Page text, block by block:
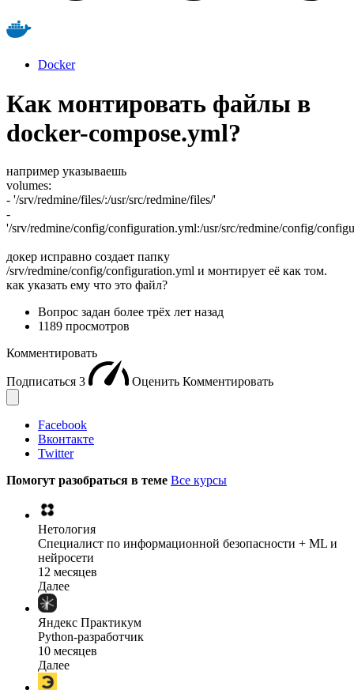
Docker
Как монтировать файлы в
docker-compose.yml?
например указываешь
volumes:
- '/srv/redmine/files/:/usr/src/redmine/files/'
-
'/srv/redmine/config/configuration.yml:/usr/src/redmine/config/
докер исправно создает папку
/srv/redmine/config/configuration.yml и монтирует её как том.
как указать ему что это файл?
Вопрос задан более трёх лет назад
1189 просмотров
Комментировать
Подписаться 3 Оценить Комментировать
Facebook
Вконтакте
Twitter
Помогут разобраться в теме Все курсы
Нетология
Специалист по информационной безопасности + ML и
нейросети
12 месяцев
Далее
Яндекс Практикум
Python-разработчик
10 месяцев
Далее